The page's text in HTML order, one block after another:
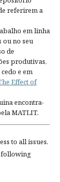
referirem a
em linha
no seu
de
produtivas,
e em
Effect of
encontra-
MATLIT.
to all issues.
following